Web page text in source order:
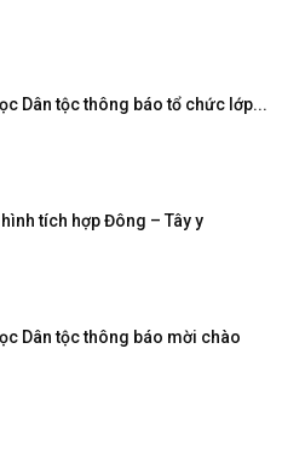
Dân tộc thông báo tổ chức lớp...
tích hợp Đông – Tây y
Dân tộc thông báo mời chào